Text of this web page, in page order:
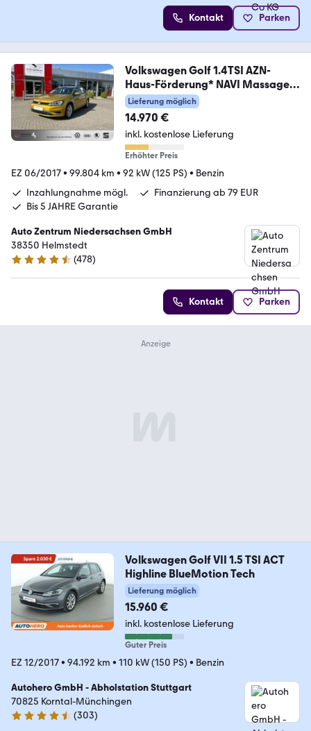
Kontakt Parken
Volkswagen Golf 1.4TSI AZN-
Haus-Förderung* NAVI Massage
ACC
Lieferung möglich
14.970 €
inkl. kostenlose Lieferung
Erhöhter Preis
EZ 06/2017• 99.804 km • 92 kW (125 PS) • Benzin
Inzahlungnahme mögl.
Finanzierung ab 79 EUR
Bis 5 JAHRE Garantie
Auto Zentrum Niedersachsen GmbH
38350 Helmstedt
4.5 Sterne
(478)
Kontakt Parken
Volkswagen Golf VII 1.5 TSI ACT
Highline BlueMotion Tech
Lieferung möglich
15.960 €
inkl. kostenlose Lieferung
Guter Preis
EZ 12/2017• 94.192 km • 110 kW (150 PS) • Benzin
Autohero GmbH - Abholstation Stuttgart
70825 Korntal-Münchingen
4.4 Sterne
(303)